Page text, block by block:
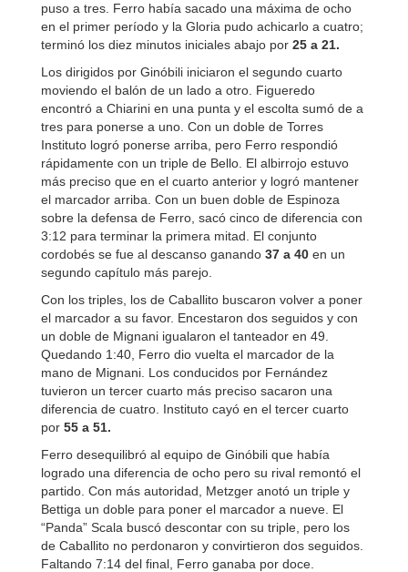
puso a tres. Ferro había sacado una máxima de ocho
en el primer período y la Gloria pudo achicarlo a cuatro;
terminó los diez minutos iniciales abajo por 25 a 21.
Los dirigidos por Ginóbili iniciaron el segundo cuarto
moviendo el balón de un lado a otro. Figueredo
encontró a Chiarini en una punta y el escolta sumó de a
tres para ponerse a uno. Con un doble de Torres
Instituto logró ponerse arriba, pero Ferro respondió
rápidamente con un triple de Bello. El albirrojo estuvo
más preciso que en el cuarto anterior y logró mantener
el marcador arriba. Con un buen doble de Espinoza
sobre la defensa de Ferro, sacó cinco de diferencia con
3:12 para terminar la primera mitad. El conjunto
cordobés se fue al descanso ganando 37 a 40 en un
segundo capítulo más parejo.
Con los triples, los de Caballito buscaron volver a poner
el marcador a su favor. Encestaron dos seguidos y con
un doble de Mignani igualaron el tanteador en 49.
Quedando 1:40, Ferro dio vuelta el marcador de la
mano de Mignani. Los conducidos por Fernández
tuvieron un tercer cuarto más preciso sacaron una
diferencia de cuatro. Instituto cayó en el tercer cuarto
por 55 a 51.
Ferro desequilibró al equipo de Ginóbili que había
logrado una diferencia de ocho pero su rival remontó el
partido. Con más autoridad, Metzger anotó un triple y
Bettiga un doble para poner el marcador a nueve. El
“Panda” Scala buscó descontar con su triple, pero los
de Caballito no perdonaron y convirtieron dos seguidos.
Faltando 7:14 del final, Ferro ganaba por doce.